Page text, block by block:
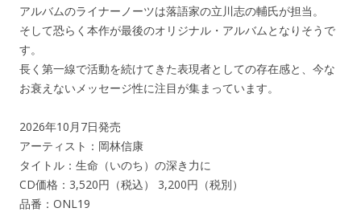
アルバムのライナーノーツは落語家の立川志の輔氏が担当。
そして恐らく本作が最後のオリジナル・アルバムとなりそうで
す。
長く第一線で活動を続けてきた表現者としての存在感と、今な
お衰えないメッセージ性に注目が集まっています。
2026年10月7日発売
アーティスト：岡林信康
タイトル：生命（いのち）の深き力に
CD価格：3,520円（税込） 3,200円（税別）
品番：ONL19